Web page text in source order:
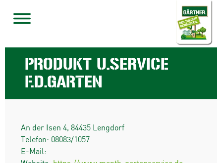
PRODUKT U.SERVICE
F.D.GARTEN
An der Isen 4, 84435 Lengdorf
Telefon: 08083/1057
E-Mail: